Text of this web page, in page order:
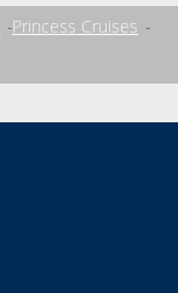
Princess Cruises